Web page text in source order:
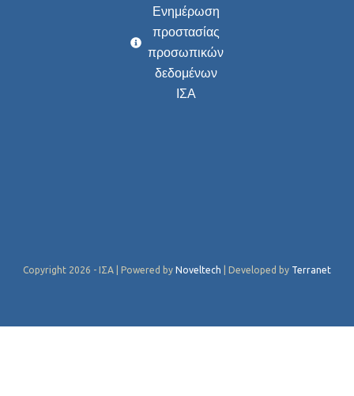
Ενημέρωση
προστασίας
προσωπικών
δεδομένων
ΙΣΑ
Copyright 2026 - ΙΣΑ | Powered by Noveltech | Developed by Terranet